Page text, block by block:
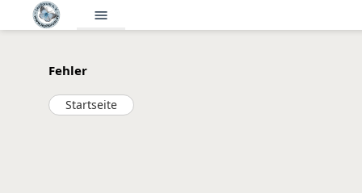
menu
Fehler
Startseite